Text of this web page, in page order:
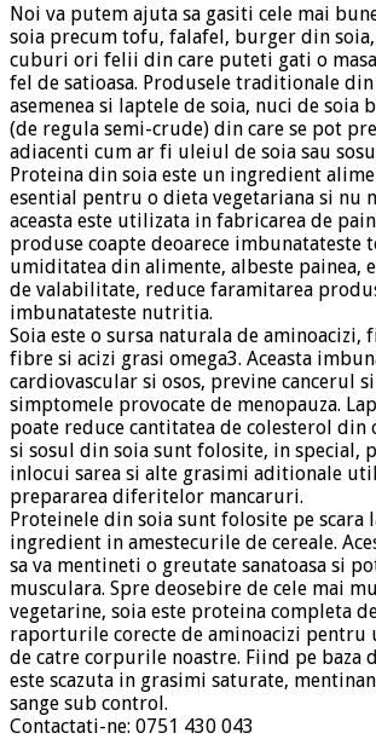
Noi va putem ajuta sa gasiti cele mai
soia precum tofu, falafel, burger din
cuburi ori felii din care puteti gati o masa
fel de satioasa. Produsele traditionale
asemenea si laptele de soia, nuci de soia
(de regula semi-crude) din care se pot
adiacenti cum ar fi uleiul de soia sau
Proteina din soia este un ingredient
esential pentru o dieta vegetariana si nu
aceasta este utilizata in fabricarea de
produse coapte deoarece imbunatateste
umiditatea din alimente, albeste painea,
de valabilitate, reduce faramitarea
imbunatateste nutritia.
Soia este o sursa naturala de aminoacizi,
fibre si acizi grasi omega3. Aceasta
cardiovascular si osos, previne cancerul
simptomele provocate de menopauza.
poate reduce cantitatea de colesterol din
si sosul din soia sunt folosite, in special,
inlocui sarea si alte grasimi aditionale
prepararea diferitelor mancaruri.
Proteinele din soia sunt folosite pe scara
ingredient in amestecurile de cereale.
sa va mentineti o greutate sanatoasa si
musculara. Spre deosebire de cele mai
vegetarine, soia este proteina completa
raporturile corecte de aminoacizi pentru
de catre corpurile noastre. Fiind pe baza
este scazuta in grasimi saturate,
sange sub control.
Contactati-ne: 0751 430 043